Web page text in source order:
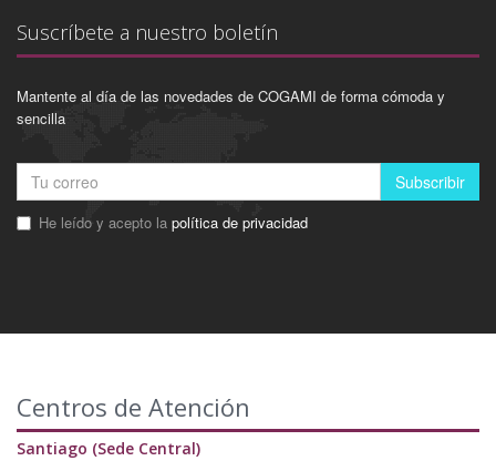
Suscríbete a nuestro boletín
Mantente al día de las novedades de COGAMI de forma cómoda y
sencilla
Subscribir
He leído y acepto la política de privacidad
Centros de Atención
Santiago (Sede Central)